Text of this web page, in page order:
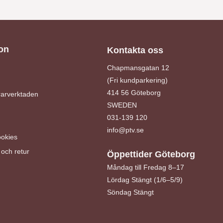
retur
Kontakta oss
Chapmansgatan 12
(Fri kundparkering)
414 56 Göteborg
SWEDEN
031-139 120
info@ptv.se
Öppettider Göteborg
Måndag till Fredag 8–17
Lördag Stängt (1/6–5/9)
Söndag Stängt